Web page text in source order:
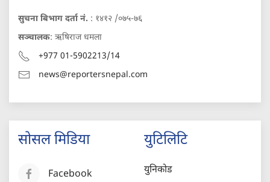
सुचना बिभाग दर्ता नं. : १४१२ /०७५-७६
सञ्चालक: ऋषिराज धमला
+977 01-5902213/14
news@reportersnepal.com
सोसल मिडिया
Facebook
युटिलिटि
युनिकोड